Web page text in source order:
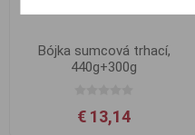
Bójka sumcová trhací,
440g+300g
€ 13,14